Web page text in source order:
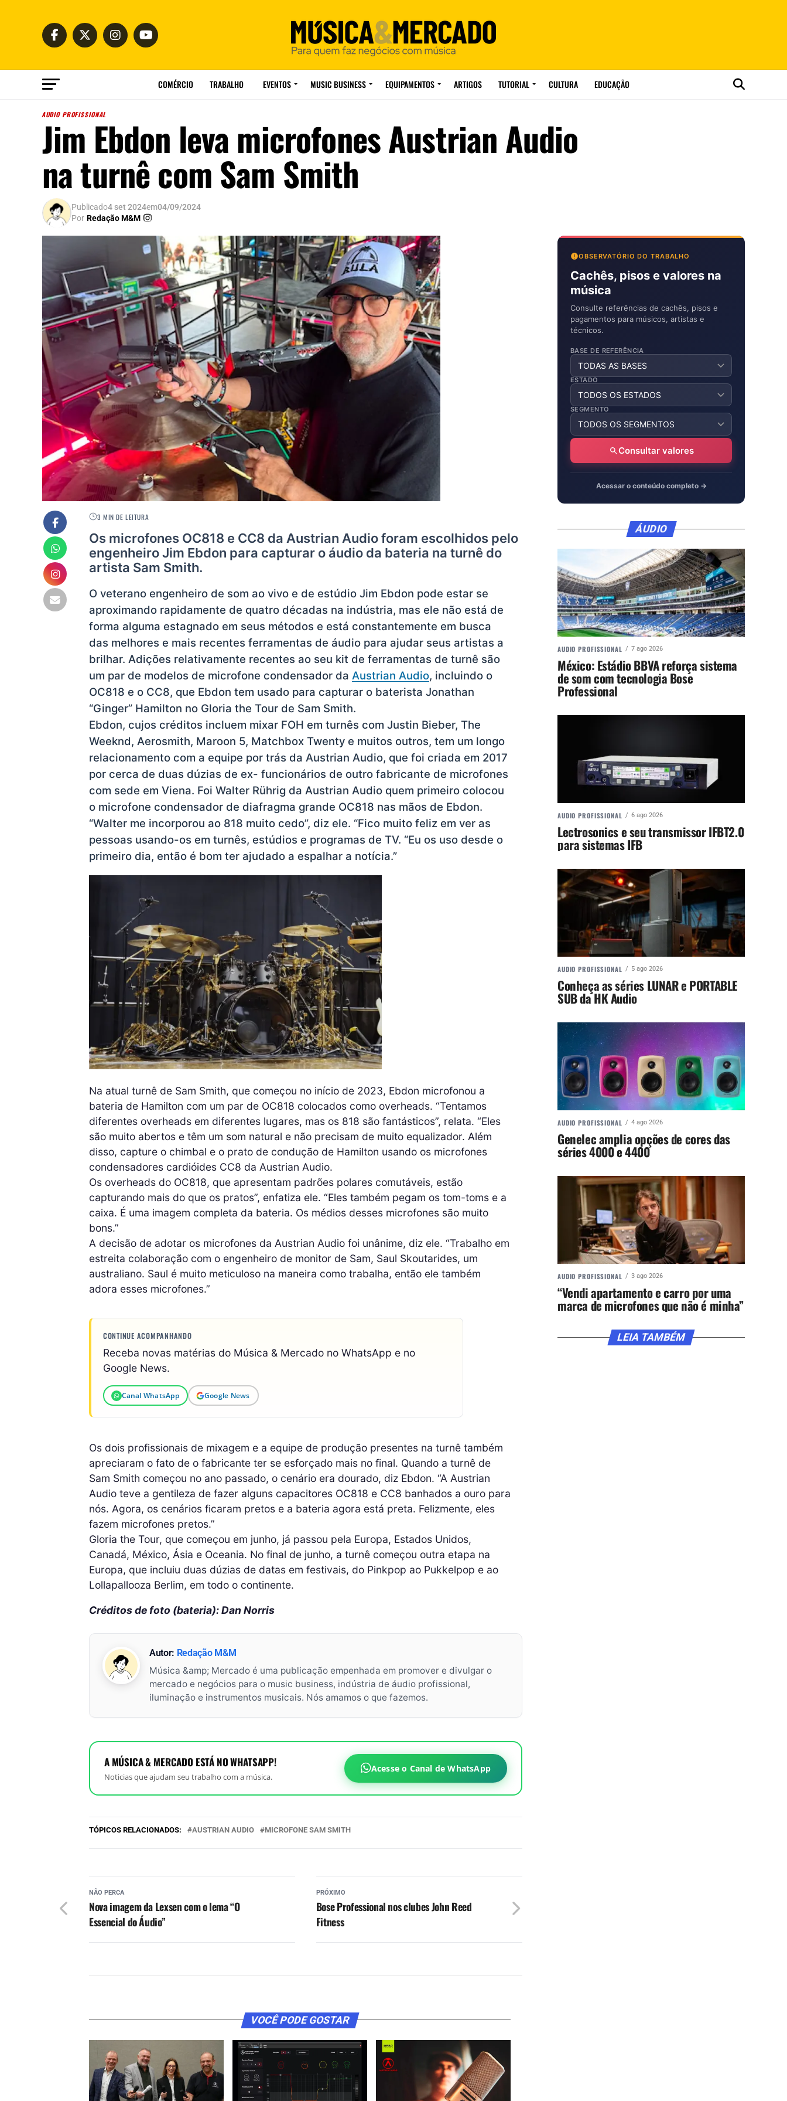
COMÉRCIO TRABALHO EVENTOS MUSIC BUSINESS EQUIPAMENTOS ARTIGOS TUTORIAL CULTURA EDUCAÇÃO
AUDIO PROFISSIONAL
Jim Ebdon leva microfones Austrian Audio
na turnê com Sam Smith
Publicado4 set 2024em04/09/2024
Por Redação M&M
3 MIN DE LEITURA
Os microfones OC818 e CC8 da Austrian Audio foram escolhidos pelo
engenheiro Jim Ebdon para capturar o áudio da bateria na turnê do
artista Sam Smith.
O veterano engenheiro de som ao vivo e de estúdio Jim Ebdon pode estar se
aproximando rapidamente de quatro décadas na indústria, mas ele não está de
forma alguma estagnado em seus métodos e está constantemente em busca
das melhores e mais recentes ferramentas de áudio para ajudar seus artistas a
brilhar. Adições relativamente recentes ao seu kit de ferramentas de turnê são
um par de modelos de microfone condensador da Austrian Audio, incluindo o
OC818 e o CC8, que Ebdon tem usado para capturar o baterista Jonathan
“Ginger” Hamilton no Gloria the Tour de Sam Smith.
Ebdon, cujos créditos incluem mixar FOH em turnês com Justin Bieber, The
Weeknd, Aerosmith, Maroon 5, Matchbox Twenty e muitos outros, tem um longo
relacionamento com a equipe por trás da Austrian Audio, que foi criada em 2017
por cerca de duas dúzias de ex- funcionários de outro fabricante de microfones
com sede em Viena. Foi Walter Rührig da Austrian Audio quem primeiro colocou
o microfone condensador de diafragma grande OC818 nas mãos de Ebdon.
“Walter me incorporou ao 818 muito cedo”, diz ele. “Fico muito feliz em ver as
pessoas usando-os em turnês, estúdios e programas de TV. “Eu os uso desde o
primeiro dia, então é bom ter ajudado a espalhar a notícia.”
Na atual turnê de Sam Smith, que começou no início de 2023, Ebdon microfonou a
bateria de Hamilton com um par de OC818 colocados como overheads. “Tentamos
diferentes overheads em diferentes lugares, mas os 818 são fantásticos”, relata. “Eles
são muito abertos e têm um som natural e não precisam de muito equalizador. Além
disso, capture o chimbal e o prato de condução de Hamilton usando os microfones
condensadores cardióides CC8 da Austrian Audio.
Os overheads do OC818, que apresentam padrões polares comutáveis, estão
capturando mais do que os pratos”, enfatiza ele. “Eles também pegam os tom-toms e a
caixa. É uma imagem completa da bateria. Os médios desses microfones são muito
bons.”
A decisão de adotar os microfones da Austrian Audio foi unânime, diz ele. “Trabalho em
estreita colaboração com o engenheiro de monitor de Sam, Saul Skoutarides, um
australiano. Saul é muito meticuloso na maneira como trabalha, então ele também
adora esses microfones.”
CONTINUE ACOMPANHANDO
Receba novas matérias do Música & Mercado no WhatsApp e no
Google News.
Canal WhatsApp Google News
Os dois profissionais de mixagem e a equipe de produção presentes na turnê também
apreciaram o fato de o fabricante ter se esforçado mais no final. Quando a turnê de
Sam Smith começou no ano passado, o cenário era dourado, diz Ebdon. “A Austrian
Audio teve a gentileza de fazer alguns capacitores OC818 e CC8 banhados a ouro para
nós. Agora, os cenários ficaram pretos e a bateria agora está preta. Felizmente, eles
fazem microfones pretos.”
Gloria the Tour, que começou em junho, já passou pela Europa, Estados Unidos,
Canadá, México, Ásia e Oceania. No final de junho, a turnê começou outra etapa na
Europa, que incluiu duas dúzias de datas em festivais, do Pinkpop ao Pukkelpop e ao
Lollapallooza Berlim, em todo o continente.
Créditos de foto (bateria): Dan Norris
Autor: Redação M&M
Música &amp; Mercado é uma publicação empenhada em promover e divulgar o
mercado e negócios para o music business, indústria de áudio profissional,
iluminação e instrumentos musicais. Nós amamos o que fazemos.
A MÚSICA & MERCADO ESTÁ NO WHATSAPP!
Noticias que ajudam seu trabalho com a música.
Acesse o Canal de WhatsApp
TÓPICOS RELACIONADOS: AUSTRIAN AUDIO MICROFONE SAM SMITH
PRÓXIMO
Bose Professional nos clubes John Reed
Fitness
NÃO PERCA
Nova imagem da Lexsen com o lema “O
Essencial do Áudio”
VOCÊ PODE GOSTAR
OBSERVATÓRIO DO TRABALHO
Cachês, pisos e valores na
música
Consulte referências de cachês, pisos e
pagamentos para músicos, artistas e
técnicos.
BASE DE REFERÊNCIA
ESTADO
SEGMENTO
Consultar valores
Acessar o conteúdo completo →
ÁUDIO
AUDIO PROFISSIONAL 7 ago 2026
México: Estádio BBVA reforça sistema
de som com tecnologia Bose
Professional
AUDIO PROFISSIONAL 6 ago 2026
Lectrosonics e seu transmissor IFBT2.0
para sistemas IFB
AUDIO PROFISSIONAL 5 ago 2026
Conheça as séries LUNAR e PORTABLE
SUB da HK Audio
AUDIO PROFISSIONAL 4 ago 2026
Genelec amplia opções de cores das
séries 4000 e 4400
AUDIO PROFISSIONAL 3 ago 2026
“Vendi apartamento e carro por uma
marca de microfones que não é minha”
LEIA TAMBÉM